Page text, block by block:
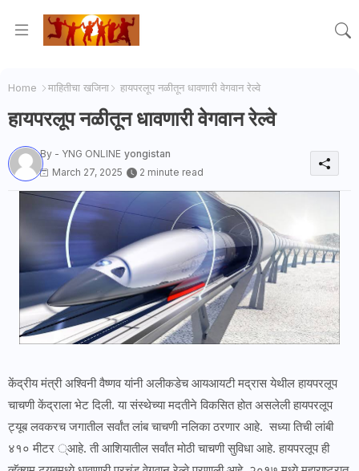
Home माहितीचा खजिना हायपरलूप नळीतून धावणारी वेगवान रेल्वे
हायपरलूप नळीतून धावणारी वेगवान रेल्वे
By - YNG ONLINE yongistan
March 27, 2025
2 minute read
केंद्रीय मंत्री अश्विनी वैष्णव यांनी अलीकडेच आयआयटी मद्रास येथील हायपरलूप
चाचणी केंद्राला भेट दिली. या संस्थेच्या मदतीने विकसित होत असलेली हायपरलूप
ट्यूब लवकरच जगातील सर्वांत लांब चाचणी नलिका ठरणार आहे. सध्या तिची लांबी
४१० मीटर ्आहे. ती आशियातील सर्वांत मोठी चाचणी सुविधा आहे. हायपरलूप ही